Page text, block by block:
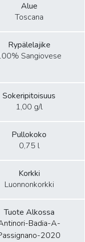
Alue
Toscana
Rypälelajike
Sangiovese
Sokeripitoisuus
1,00 g/l
Pullokoko
0,75 l
Korkki
Luonnonkorkki
Tuote Alkossa
Badia-A-
2020